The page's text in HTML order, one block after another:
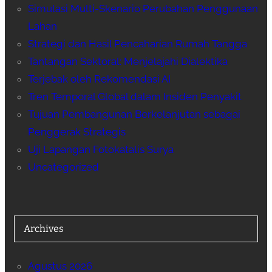
Simulasi Multi-Skenario Perubahan Penggunaan
Lahan
Strategi dan Hasil Pencaharian Rumah Tangga
Tantangan Sektoral: Menjelajahi Dialektika
Terjebak oleh Rekomendasi AI
Tren Temporal Global dalam Insiden Penyakit
Tujuan Pembangunan Berkelanjutan sebagai
Penggerak Strategis
Uji Lapangan Fotokatalis Surya
Uncategorized
Archives
Agustus 2026